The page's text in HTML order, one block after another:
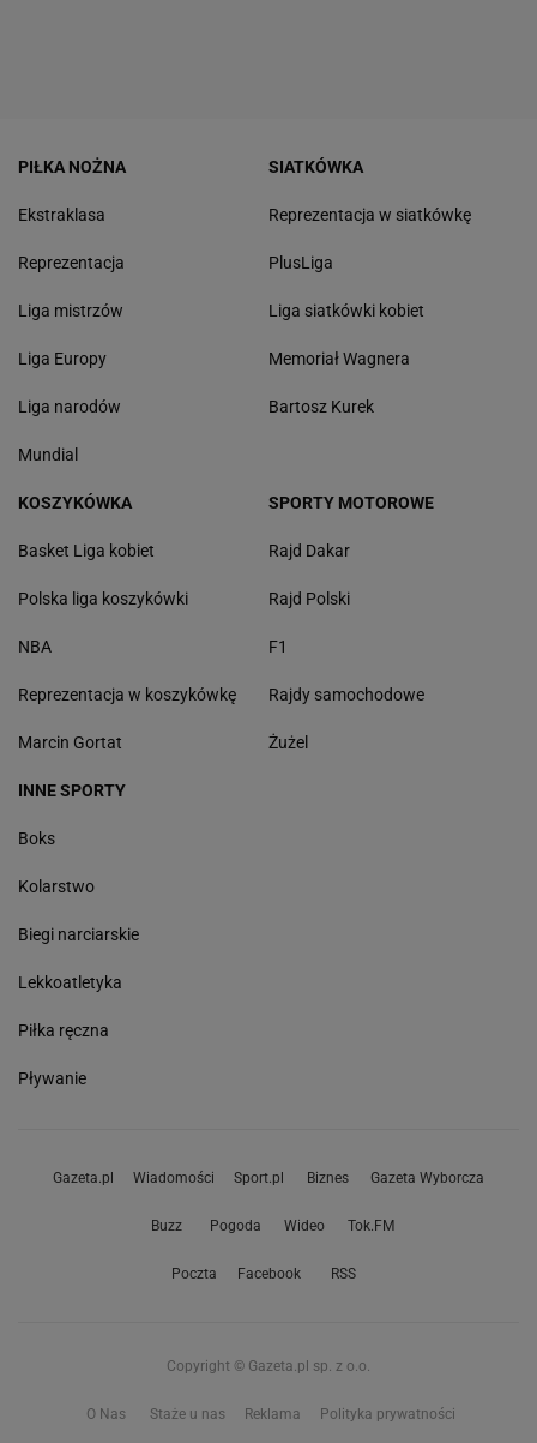
PIŁKA NOŻNA
Ekstraklasa
Reprezentacja
Liga mistrzów
Liga Europy
Liga narodów
Mundial
SIATKÓWKA
Reprezentacja w siatkówkę
PlusLiga
Liga siatkówki kobiet
Memoriał Wagnera
Bartosz Kurek
KOSZYKÓWKA
Basket Liga kobiet
Polska liga koszykówki
NBA
Reprezentacja w koszykówkę
Marcin Gortat
SPORTY MOTOROWE
Rajd Dakar
Rajd Polski
F1
Rajdy samochodowe
Żużel
INNE SPORTY
Boks
Kolarstwo
Biegi narciarskie
Lekkoatletyka
Piłka ręczna
Pływanie
Gazeta.pl Wiadomości Sport.pl Biznes Gazeta Wyborcza
Buzz Pogoda Wideo Tok.FM
Poczta Facebook RSS
Copyright © Gazeta.pl sp. z o.o.
O Nas Staże u nas Reklama Polityka prywatności